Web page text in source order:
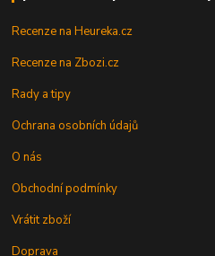
Recenze na Heureka.cz
Recenze na Zbozi.cz
Rady a tipy
Ochrana osobních údajů
O nás
Obchodní podmínky
Vrátit zboží
Doprava